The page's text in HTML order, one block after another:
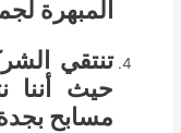
المبهرة
تنتقي
حيث
مسابح